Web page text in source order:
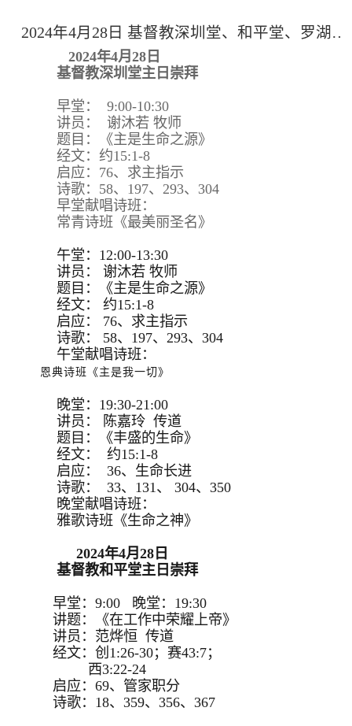
2024年4月28日 基督教深圳堂、和平堂、罗湖堂主日崇拜
2024年4月28日
基督教深圳堂主日崇拜
早堂： 9:00-10:30
讲员： 谢沐若 牧师
题目：《主是生命之源》
经文：约15:1-8
启应：76、求主指示
诗歌：58、197、293、304
早堂献唱诗班：
常青诗班《最美丽圣名》
午堂：12:00-13:30
讲员：
谢沐若 牧师
题目：
《主是生命之源》
经文：
约15:1-8
启应：
76、求主指示
诗歌：
58、197、293、 304
午堂献唱诗班：
恩典诗班《主是我一切》
晚堂：19:30-21:00
讲员： 陈嘉玲 传道
题目：《丰盛的生命》
经文： 约15:1-8
启应： 36、生命长进
诗歌： 33、131、 304、350
晚堂献唱诗班：
雅歌诗班《生命之神》
2024年4月28日
基督教和平堂主日崇拜
早堂：9:00 晚堂：19:30
讲题：《在工作中荣耀上帝》
讲员：范烨恒 传道
经文：创1:26-30；赛43:7；
西3:22-24
启应：69、管家职分
诗歌：18、359、356、367